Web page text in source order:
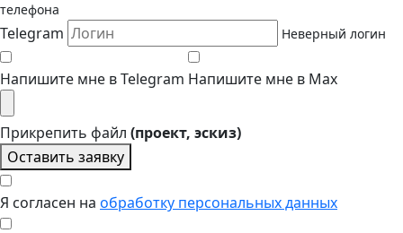
телефона
Telegram Неверный логин
Напишите мне в Telegram Напишите мне в Max
Прикрепить файл (проект, эскиз)
Оставить заявку
Я согласен на обработку персональных данных